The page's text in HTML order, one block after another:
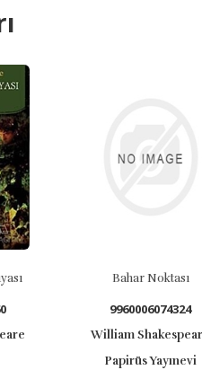
Bahar Noktası
9960006074324
William Shakespeare
Papirüs Yayınevi